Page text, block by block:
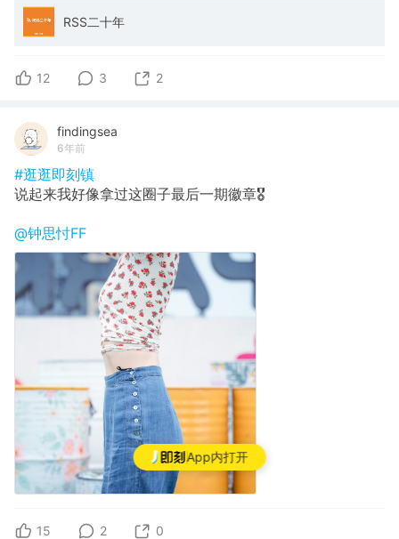
App内打开
RSS二十年
12 3 2
findingsea
6年前
#逛逛即刻镇
说起来我好像拿过这圈子最后一期徽章🎖
@钟思忖FF
15 2 0